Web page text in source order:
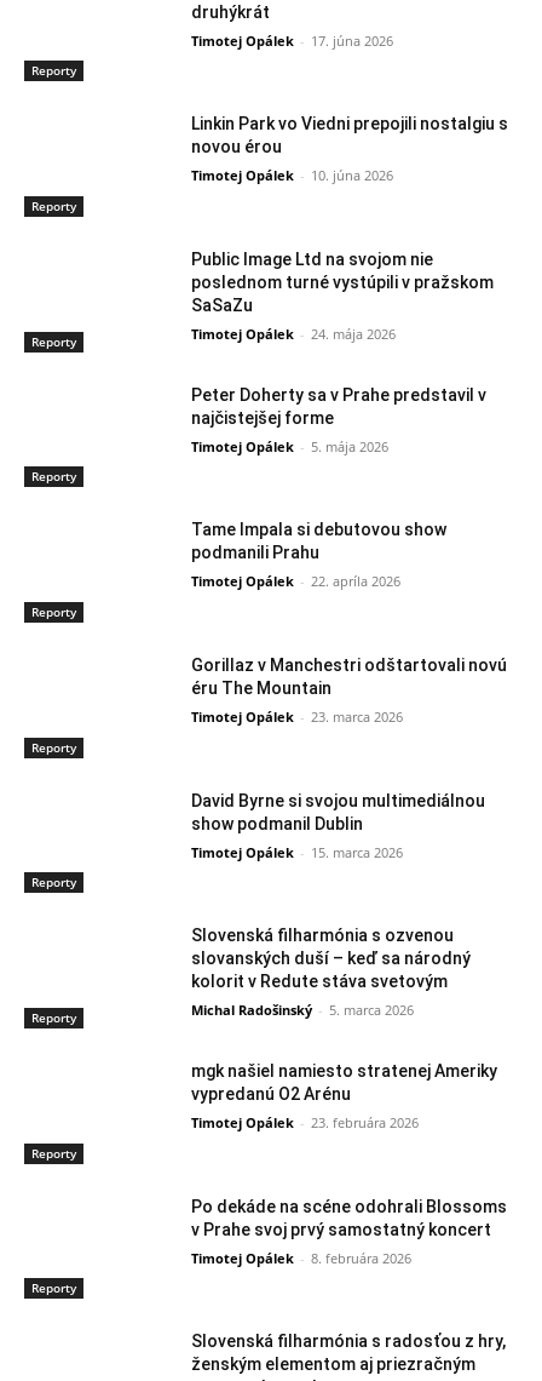
Reporty
druhýkrát
Timotej Opálek - 17. júna 2026
Reporty
Linkin Park vo Viedni prepojili nostalgiu s
novou érou
Timotej Opálek - 10. júna 2026
Reporty
Public Image Ltd na svojom nie
poslednom turné vystúpili v pražskom
SaSaZu
Timotej Opálek - 24. mája 2026
Reporty
Peter Doherty sa v Prahe predstavil v
najčistejšej forme
Timotej Opálek - 5. mája 2026
Reporty
Tame Impala si debutovou show
podmanili Prahu
Timotej Opálek - 22. apríla 2026
Reporty
Gorillaz v Manchestri odštartovali novú
éru The Mountain
Timotej Opálek - 23. marca 2026
Reporty
David Byrne si svojou multimediálnou
show podmanil Dublin
Timotej Opálek - 15. marca 2026
Reporty
Slovenská filharmónia s ozvenou
slovanských duší – keď sa národný
kolorit v Redute stáva svetovým
Michal Radošinský - 5. marca 2026
Reporty
mgk našiel namiesto stratenej Ameriky
vypredanú O2 Arénu
Timotej Opálek - 23. februára 2026
Reporty
Po dekáde na scéne odohrali Blossoms
v Prahe svoj prvý samostatný koncert
Timotej Opálek - 8. februára 2026
Slovenská filharmónia s radosťou z hry,
ženským elementom aj priezračným